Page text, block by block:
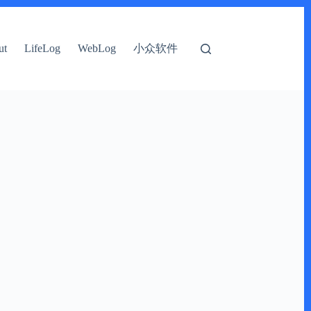
LifeLog WebLog 小众软件